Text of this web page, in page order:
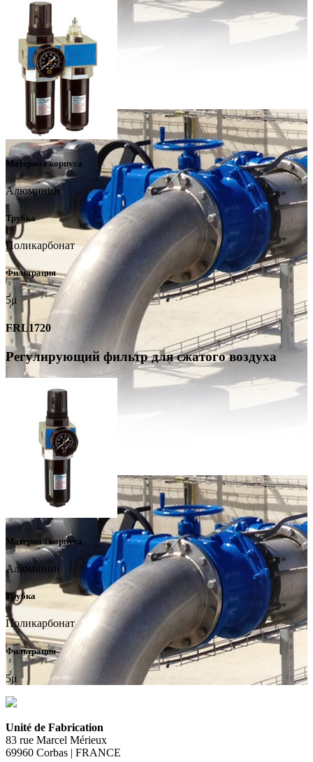
Материал корпуса
Алюминий
Трубка
Поликарбонат
Фильтрация
5μ
FRL1720
Регулирующий фильтр для сжатого воздуха
Материал корпуса
Алюминий
Трубка
Поликарбонат
Фильтрация
5μ
Unité de Fabrication
83 rue Marcel Mérieux
69960 Corbas | FRANCE